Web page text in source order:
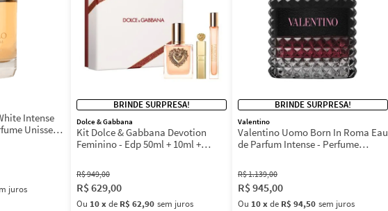
Intense
Unissex
juros
BRINDE SURPRESA!
Dolce & Gabbana
Kit Dolce & Gabbana Devotion
Feminino - Edp 50ml + 10ml +
R$949,00
R$629,00
Ou 10xde R$ 62,90 sem juros
BRINDE SURPRESA!
Valentino
Valentino Uomo Born In Roma Eau
de Parfum Intense - Perfume
R$1.139,00
R$945,00
Ou 10xde R$ 94,50 sem juros